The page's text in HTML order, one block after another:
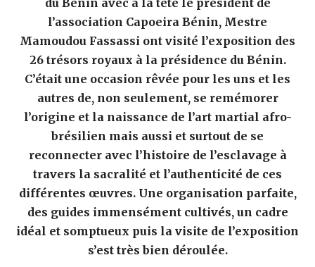
du Bénin avec à la tête le président de
l’association Capoeira Bénin, Mestre
Mamoudou Fassassi ont visité l’exposition des
26 trésors royaux à la présidence du Bénin.
C’était une occasion rêvée pour les uns et les
autres de, non seulement, se remémorer
l’origine et la naissance de l’art martial afro-
brésilien mais aussi et surtout de se
reconnecter avec l’histoire de l’esclavage à
travers la sacralité et l’authenticité de ces
différentes œuvres. Une organisation parfaite,
des guides immensément cultivés, un cadre
idéal et somptueux puis la visite de l’exposition
s’est très bien déroulée.